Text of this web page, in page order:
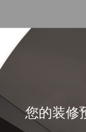
您的装修